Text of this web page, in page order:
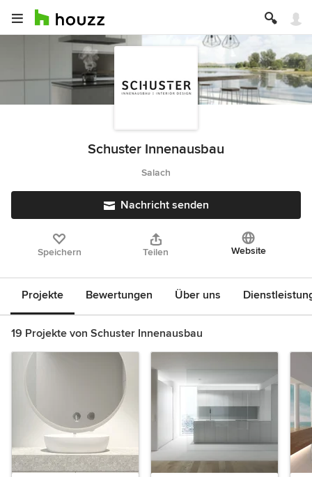
Schuster Innenausbau
Salach
Nachricht senden
Speichern Teilen Website
Projekte Bewertungen Über uns
19 Projekte von Schuster Innenausbau